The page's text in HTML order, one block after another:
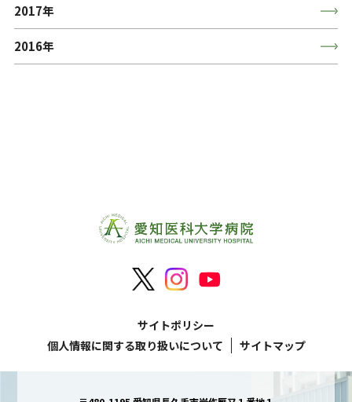
2017年
2016年
サイトポリシー
個人情報に関する取り扱いについて
サイトマップ